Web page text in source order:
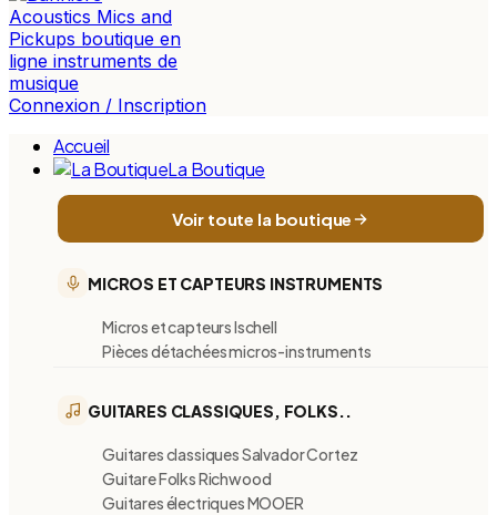
Connexion / Inscription
Accueil
La Boutique
Voir toute la boutique
MICROS ET CAPTEURS INSTRUMENTS
Micros et capteurs Ischell
Pièces détachées micros-instruments
GUITARES CLASSIQUES, FOLKS..
Guitares classiques Salvador Cortez
Guitare Folks Richwood
Guitares électriques MOOER